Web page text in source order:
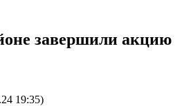
завершили акцию
19:35)